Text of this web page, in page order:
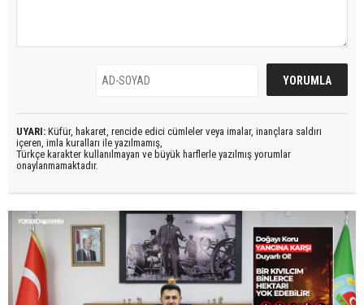
UYARI: Küfür, hakaret, rencide edici cümleler veya imalar, inançlara saldırı
içeren, imla kuralları ile yazılmamış,
Türkçe karakter kullanılmayan ve büyük harflerle yazılmış yorumlar
onaylanmamaktadır.